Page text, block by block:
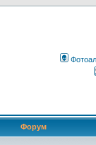
Форум